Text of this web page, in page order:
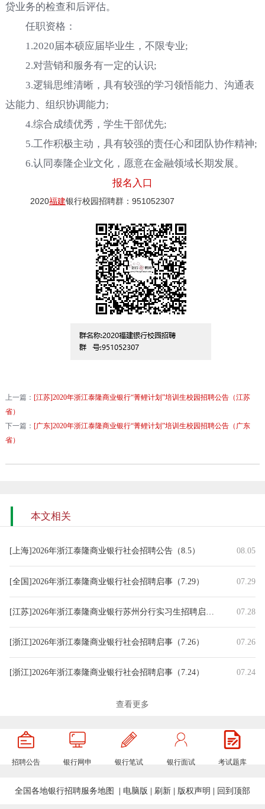
贷业务的检查和后评估。
任职资格：
1.2020届本硕应届毕业生，不限专业;
2.对营销和服务有一定的认识;
3.逻辑思维清晰，具有较强的学习领悟能力、沟通表
达能力、组织协调能力;
4.综合成绩优秀，学生干部优先;
5.工作积极主动，具有较强的责任心和团队协作精神;
6.认同泰隆企业文化，愿意在金融领域长期发展。
报名入口
2020福建银行校园招聘群：951052307
上一篇： [江苏]2020年浙江泰隆商业银行“菁鲤计划”培训生校园招聘公告（江苏
省）
下一篇： [广东]2020年浙江泰隆商业银行“菁鲤计划”培训生校园招聘公告（广东
省）
本文相关
[上海]2026年浙江泰隆商业银行社会招聘公告（8.5） 08.05
[全国]2026年浙江泰隆商业银行社会招聘启事（7.29） 07.29
[江苏]2026年浙江泰隆商业银行苏州分行实习生招聘启事（7.28）07.28
[浙江]2026年浙江泰隆商业银行社会招聘启事（7.26） 07.26
[浙江]2026年浙江泰隆商业银行社会招聘启事（7.24） 07.24
[河南]2026年浙江泰隆商业银行社会招聘启事（河南）
[上海]2026年浙江泰隆商业银行社会招聘启事（上海） 07.17
[浙江]2026年浙江泰隆商业银行金华分行社会招聘启事（7.13）07.13
[湖北]2026年浙江泰隆商业银行财务统计岗社会招聘启事（7.6）07.06
查看更多
招聘公告 银行网申 银行笔试 银行面试 考试题库
全国各地银行招聘服务地图 电脑版 刷新 版权声明 回到顶部